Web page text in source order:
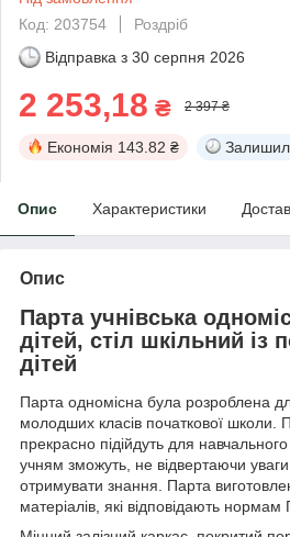
Код: 203754
Роздріб
Відправка з 30 серпня 2026
2 253,18 ₴ 2 397 ₴
Економія 143.82 ₴
Опис Характеристики
Опис
Парта учнівська
дітей, стіл шкільний із
дітей
Парта одномісна була розроблена
молодших класів початкової школи.
прекрасно підійдуть для
учням зможуть, не відвертаючи уваги
отримувати знання. Парта
матеріалів, які відповідають